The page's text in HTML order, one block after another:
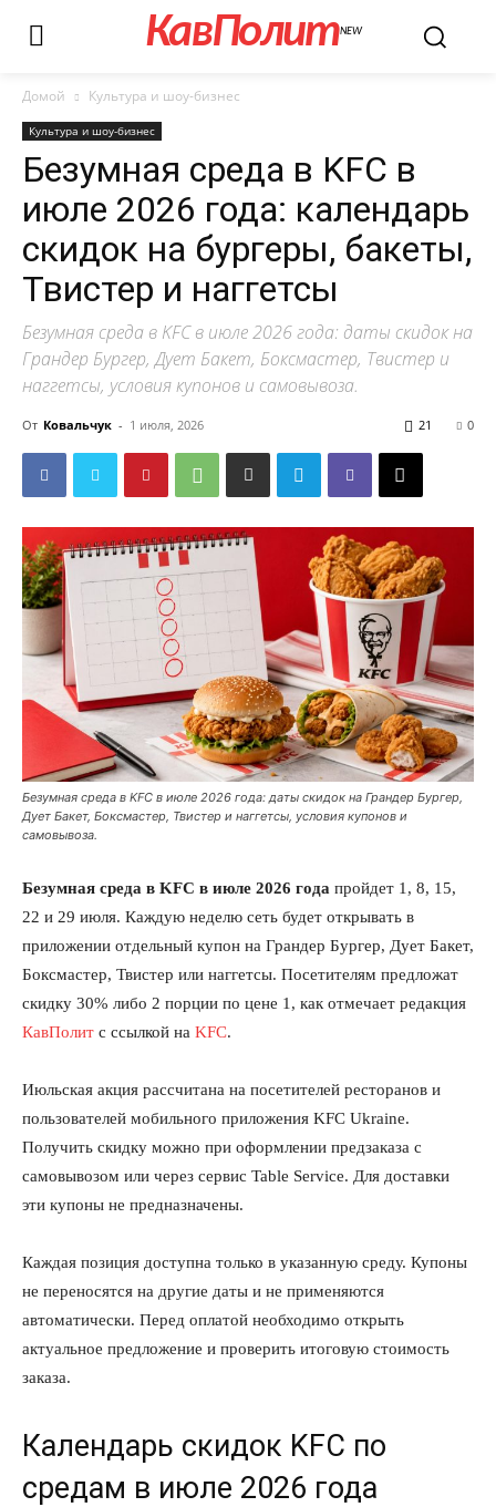
КавПолитNEW
Домой Культура и шоу-бизнес
Культура и шоу-бизнес
Безумная среда в KFC в
июле 2026 года: календарь
скидок на бургеры, бакеты,
Твистер и наггетсы
Безумная среда в KFC в июле 2026 года: даты скидок на
Грандер Бургер, Дует Бакет, Боксмастер, Твистер и
наггетсы, условия купонов и самовывоза.
От Ковальчук - 1 июля, 2026 0
21
Безумная среда в KFC в июле 2026 года: даты скидок на Грандер Бургер,
Дует Бакет, Боксмастер, Твистер и наггетсы, условия купонов и
самовывоза.
Безумная среда в KFC в июле 2026 года пройдет 1, 8, 15,
22 и 29 июля. Каждую неделю сеть будет открывать в
приложении отдельный купон на Грандер Бургер, Дует Бакет,
Боксмастер, Твистер или наггетсы. Посетителям предложат
скидку 30% либо 2 порции по цене 1, как отмечает редакция
КавПолит с ссылкой на KFC.
Июльская акция рассчитана на посетителей ресторанов и
пользователей мобильного приложения KFC Ukraine.
Получить скидку можно при оформлении предзаказа с
самовывозом или через сервис Table Service. Для доставки
эти купоны не предназначены.
Каждая позиция доступна только в указанную среду. Купоны
не переносятся на другие даты и не применяются
автоматически. Перед оплатой необходимо открыть
актуальное предложение и проверить итоговую стоимость
заказа.
Календарь скидок KFC по
средам в июле 2026 года